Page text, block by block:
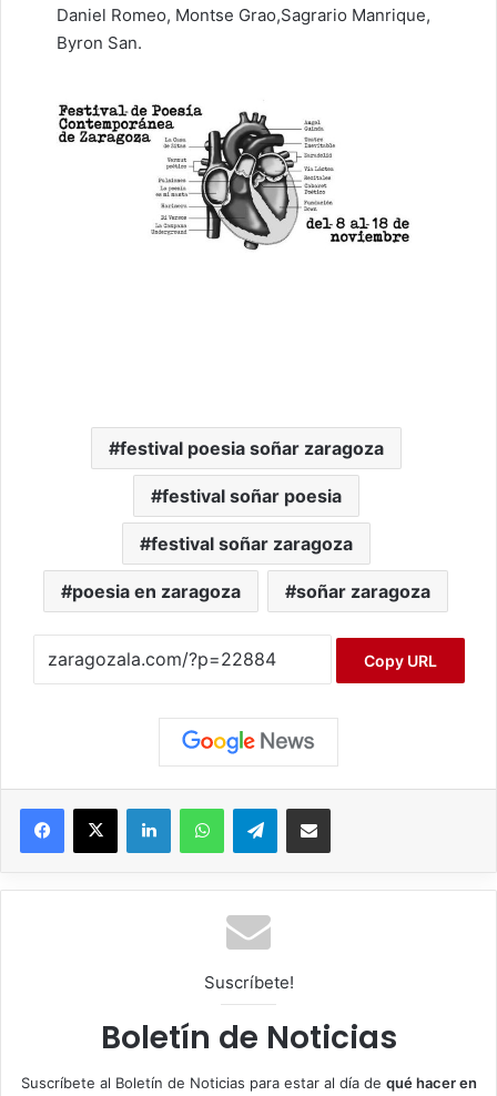
Daniel Romeo, Montse Grao,Sagrario Manrique,
Byron San.
festival poesia soñar zaragoza
festival soñar poesia
festival soñar zaragoza
poesia en zaragoza soñar zaragoza
Copy URL
Telegram
Suscríbete!
Boletín de Noticias
Suscríbete al Boletín de Noticias para estar al día de qué hacer en